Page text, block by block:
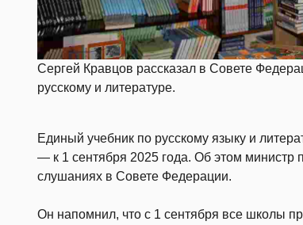
Сергей Кравцов рассказал в Совете
русскому и литературе.
Единый учебник по русскому языку и
— к 1 сентября 2025 года. Об этом министр
слушаниях в Совете Федерации.
Он напомнил, что с 1 сентября все школы